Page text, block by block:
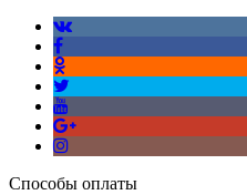
Способы оплаты